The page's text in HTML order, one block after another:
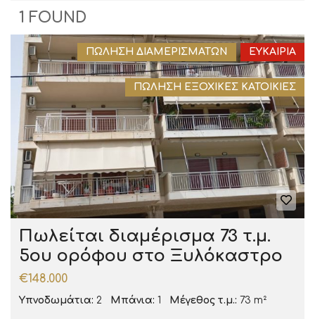
1 FOUND
ΕΥΚΑΙΡΊΑ
ΠΏΛΗΣΗ ΔΙΑΜΕΡΙΣΜΆΤΩΝ
ΠΏΛΗΣΗ ΕΞΟΧΙΚΈΣ ΚΑΤΟΙΚΊΕΣ
Πωλείται διαμέρισμα 73 τ.μ.
5ου ορόφου στο Ξυλόκαστρο
€148.000
Υπνοδωμάτια: 2 Μπάνια: 1 Μέγεθος τ.μ.: 73 m²